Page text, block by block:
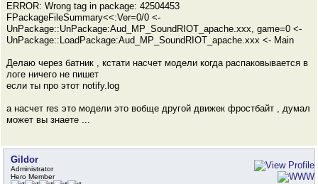
ERROR: Wrong tag in package: 42504453
FPackageFileSummary<<:Ver=0/0 <-
UnPackage::UnPackage:Aud_MP_SoundRIOT_apache.xxx, game=0 <-
UnPackage::LoadPackage:Aud_MP_SoundRIOT_apache.xxx <- Main
Делаю через батник , кстати насчет модели когда распаковывается в
логе ничего не пишет
если ты про этот notify.log
а насчет res это модели это вобще другой движек фростбайт , думал
может вы знаете ...
Gildor
Administrator
Hero Member